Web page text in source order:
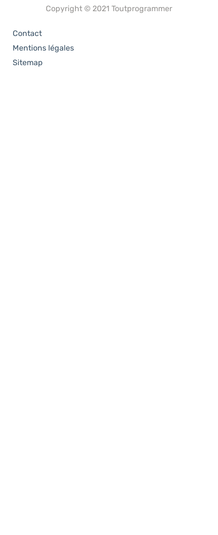
Copyright © 2021 Toutprogrammer
Contact
Mentions légales
Sitemap